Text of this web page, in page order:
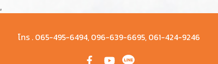
,
โทร . 065-495-6494, 096-639-6695, 061-424-9246